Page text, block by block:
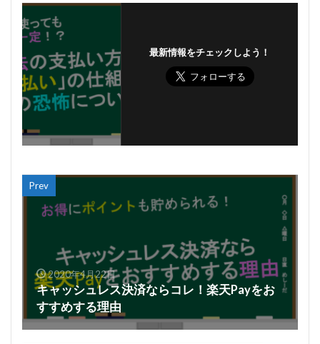
最新情報をチェックしよう！
Prev
2020年4月22日
キャッシュレス決済ならコレ！楽天Payをお
すすめする理由